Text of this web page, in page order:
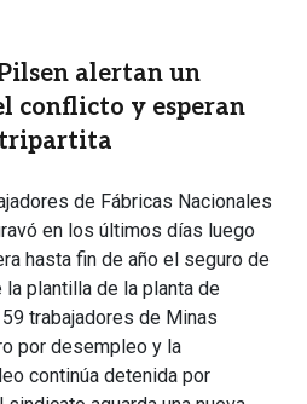
alertan un
conflicto y esperan
tripartita
de Fábricas Nacionales
en los últimos días luego
hasta fin de año el seguro de
plantilla de la planta de
trabajadores de Minas
por desempleo y la
continúa detenida por